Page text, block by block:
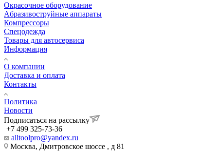
Окрасочное оборудование
Aбразивоструйные аппараты
Компрессоры
Спецодежда
Товары для автосервиса
Информация
О компании
Доставка и оплата
Контакты
Политика
Новости
Подписаться на рассылку
+7 499 325-73-36
alltoolpro@yandex.ru
Москва, Дмитровское шоссе , д 81